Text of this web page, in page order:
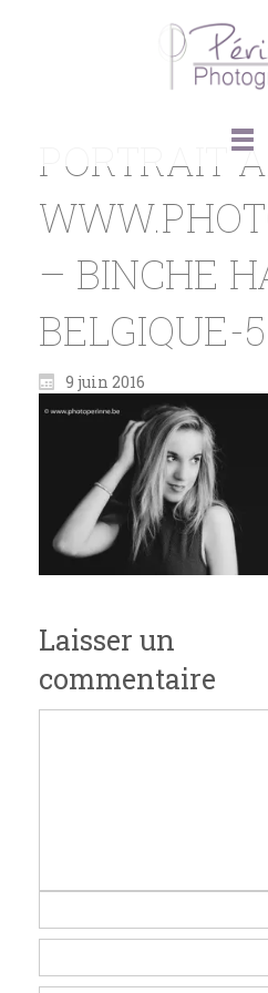
PORTRAIT
– BINCHE
BELGIQUE-5
9 juin 2016
Laisser un
commentaire